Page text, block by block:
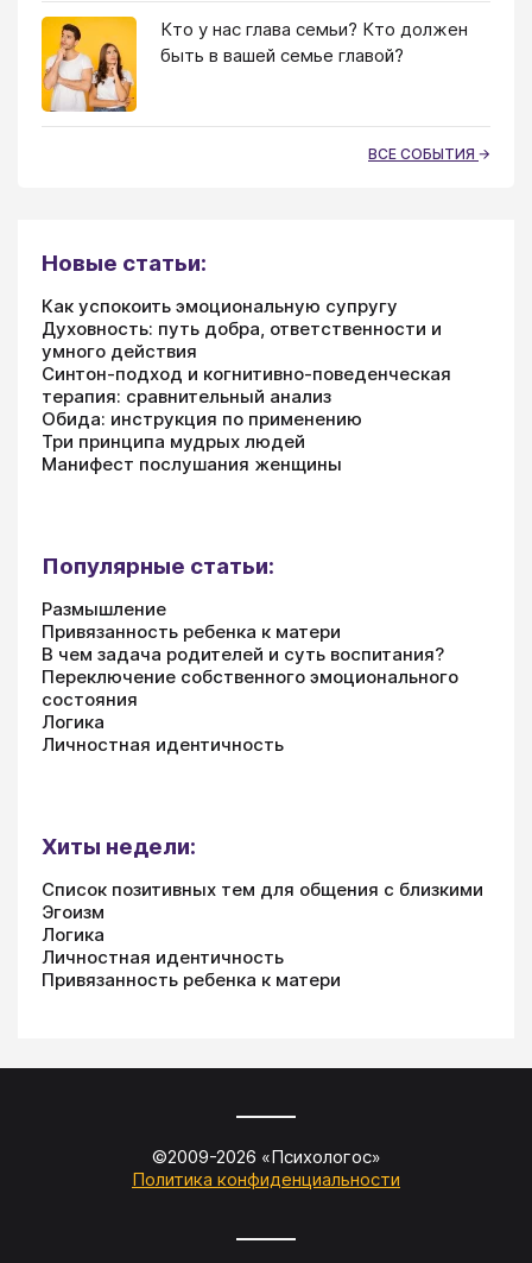
Кто у нас глава семьи? Кто должен
быть в вашей семье главой?
ВСЕ СОБЫТИЯ
Новые статьи:
Как успокоить эмоциональную супругу
Духовность: путь добра, ответственности и
умного действия
Синтон-подход и когнитивно-поведенческая
терапия: сравнительный анализ
Обида: инструкция по применению
Три принципа мудрых людей
Манифест послушания женщины
Популярные статьи:
Размышление
Привязанность ребенка к матери
В чем задача родителей и суть воспитания?
Переключение собственного эмоционального
состояния
Логика
Личностная идентичность
Хиты недели:
Список позитивных тем для общения с близкими
Эгоизм
Логика
Личностная идентичность
Привязанность ребенка к матери
©2009-2026 «Психологос»
Политика конфиденциальности